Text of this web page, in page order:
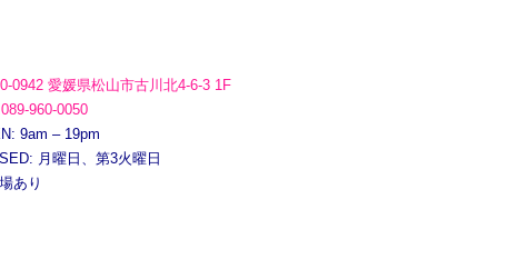
0942 愛媛県松山市古川北4-6-3 1F
960-0050
9am – 19pm
月曜日、第3火曜日
あり